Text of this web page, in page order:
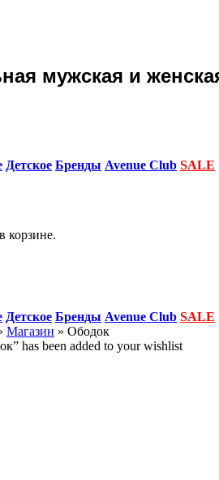
мужская и
Детское Бренды Avenue Club SALE
корзине.
Детское Бренды Avenue Club SALE
Магазин » Ободок
has been added to your wishlist